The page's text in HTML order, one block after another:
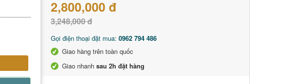
2,800,000 đ
3,248,000 đ
Gọi điện thoại đặt mua: 0962 794 486
Giao hàng trên toàn quốc
Giao nhanh sau 2h đặt hàng